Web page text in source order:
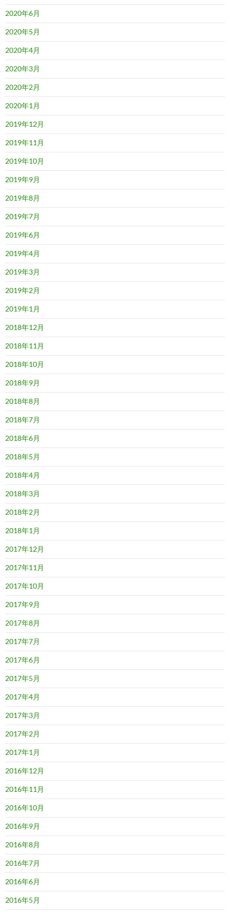
2020年6月
2020年5月
2020年4月
2020年3月
2020年2月
2020年1月
2019年12月
2019年11月
2019年10月
2019年9月
2019年8月
2019年7月
2019年6月
2019年4月
2019年3月
2019年2月
2019年1月
2018年12月
2018年11月
2018年10月
2018年9月
2018年8月
2018年7月
2018年6月
2018年5月
2018年4月
2018年3月
2018年2月
2018年1月
2017年12月
2017年11月
2017年10月
2017年9月
2017年8月
2017年7月
2017年6月
2017年5月
2017年4月
2017年3月
2017年2月
2017年1月
2016年12月
2016年11月
2016年10月
2016年9月
2016年8月
2016年7月
2016年6月
2016年5月